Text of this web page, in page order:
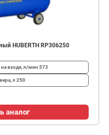
HUBERTH RP306250
входе, л/мин 573
л 250
аналог